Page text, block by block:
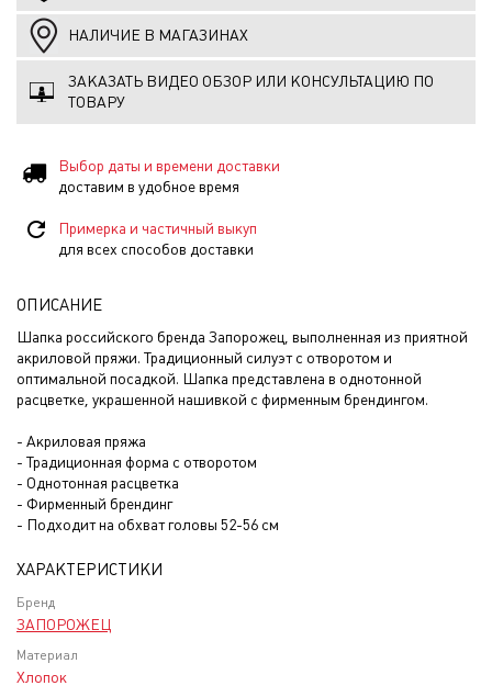
НАЛИЧИЕ В МАГАЗИНАХ
ЗАКАЗАТЬ ВИДЕО ОБЗОР ИЛИ КОНСУЛЬТАЦИЮ ПО
ТОВАРУ
Выбор даты и времени доставки
доставим в удобное время
Примерка и частичный выкуп
для всех способов доставки
ОПИСАНИЕ
Шапка российского бренда Запорожец, выполненная из приятной
акриловой пряжи. Традиционный силуэт с отворотом и
оптимальной посадкой. Шапка представлена в однотонной
расцветке, украшенной нашивкой с фирменным брендингом.
- Акриловая пряжа
- Традиционная форма с отворотом
- Однотонная расцветка
- Фирменный брендинг
- Подходит на обхват головы 52-56 см
ХАРАКТЕРИСТИКИ
Бренд
ЗАПОРОЖЕЦ
Материал
Хлопок